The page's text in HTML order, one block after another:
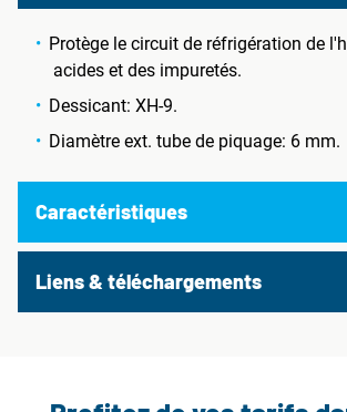
Protège le circuit de réfrigération de
acides et des impuretés.
Dessicant: XH-9.
Diamètre ext. tube de piquage: 6 mm.
Caractéristiques
Liens & téléchargements